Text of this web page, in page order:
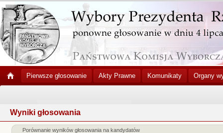
Pierwsze głosowanie Akty Prawne Komunikaty Organy
Wyniki głosowania
Porównanie wyników głosowania na kandydatów